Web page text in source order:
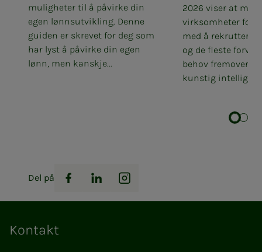
muligheter til å påvirke din
egen lønnsutvikling. Denne
guiden er skrevet for deg som
har lyst å påvirke din egen
lønn, men kanskje...
2026 viser at
virksomheter
med å rekruttere
og de fleste
behov fremover.
kunstig intellig...
Del på
Facebook
LinkedInInstagram
Kontakt